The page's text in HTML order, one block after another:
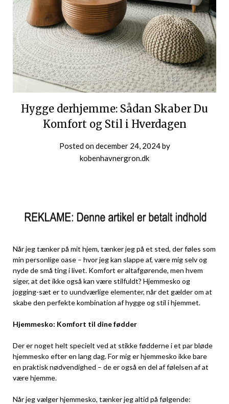
Hygge derhjemme: Sådan Skaber Du
Komfort og Stil i Hverdagen
Posted ondecember 24, 2024by
kobenhavnergron.dk
Når jeg tænker på mit hjem, tænker jeg på et sted, der føles som
min personlige oase – hvor jeg kan slappe af, være mig selv og
nyde de små ting i livet. Komfort er altafgørende, men hvem
siger, at det ikke også kan være stilfuldt? Hjemmesko og
jogging-sæt er to uundværlige elementer, når det gælder om at
skabe den perfekte kombination af hygge og stil i hjemmet.
Hjemmesko: Komfort til dine fødder
Der er noget helt specielt ved at stikke fødderne i et par bløde
hjemmesko efter en lang dag. For mig er hjemmesko ikke bare
en praktisk nødvendighed – de er også en del af følelsen af at
være hjemme.
Når jeg vælger hjemmesko, tænker jeg altid på følgende: